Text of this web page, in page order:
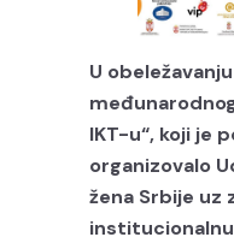
U
IKT-u“, koji je
organizovalo
žena Srbije uz